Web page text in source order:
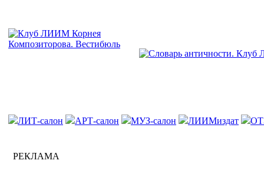
ЛИТ-салон АРТ-салон МУЗ-салон ЛИИМиздат
РЕКЛАМА